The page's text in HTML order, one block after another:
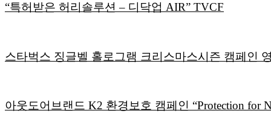
“특허받은 허리솔루션 – 디닥업 AIR” TVCF
스타벅스 징글벨 홀로그램 크리스마스시즌 캠페인
아웃도어브랜드 K2 환경보호 캠페인 “Protection for